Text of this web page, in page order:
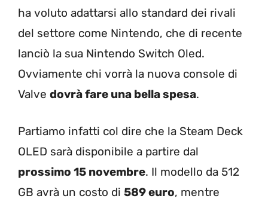
ha voluto adattarsi allo standard dei rivali
del settore come Nintendo, che di recente
lanciò la sua Nintendo Switch Oled.
Ovviamente chi vorrà la nuova console di
Valve dovrà fare una bella spesa.
Partiamo infatti col dire che la Steam Deck
OLED sarà disponibile a partire dal
prossimo 15 novembre. Il modello da 512
GB avrà un costo di 589 euro, mentre